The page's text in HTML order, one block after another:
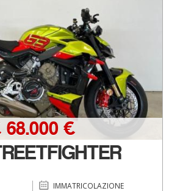
68.000 €
IMMATRICOLAZIONE